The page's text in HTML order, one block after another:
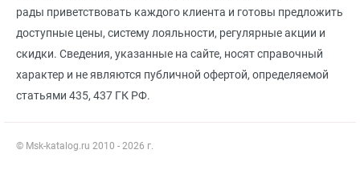
рады приветствовать каждого клиента и готовы предложить
доступные цены, систему лояльности, регулярные акции и
скидки. Сведения, указанные на сайте, носят справочный
характер и не являются публичной офертой, определяемой
статьями 435, 437 ГК РФ.
© Msk-katalog.ru 2010 - 2026 г.